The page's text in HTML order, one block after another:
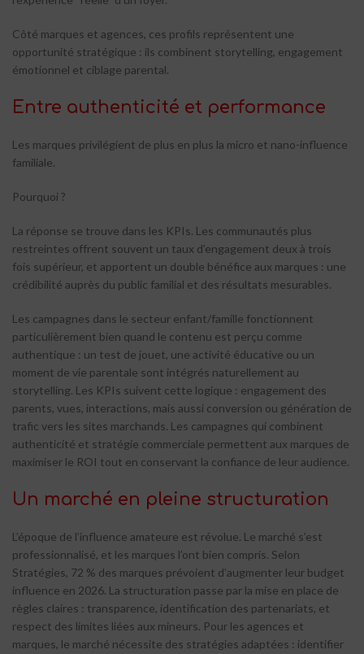
Côté marques et agences, ces profils représentent une
opportunité stratégique : ils combinent storytelling, engagement
émotionnel et ciblage parental.
Entre authenticité et performance
Les marques privilégient de plus en plus la micro et nano-influence
familiale.
Pourquoi ?
La réponse se trouve dans les KPIs. Les communautés plus
restreintes offrent souvent un taux d’engagement deux à trois
fois supérieur, et apportent un double bénéfice aux marques : une
crédibilité auprès du public familial et des résultats mesurables.
Les campagnes dans le secteur enfant/famille fonctionnent
particulièrement bien quand le contenu est perçu comme
authentique : un test de jouet, une activité éducative ou un
moment de vie parentale sont intégrés naturellement au
storytelling. Les KPIs suivent cette logique : engagement des
parents, vues, interactions, mais aussi conversion ou génération de
trafic vers les sites marchands. Les campagnes qui combinent
authenticité et stratégie commerciale permettent aux marques de
maximiser le ROI tout en conservant la confiance de leur audience.
Un marché en pleine structuration
L’époque de l’influence amateure est révolue. Le marché s’est
professionnalisé, et les marques l’ont bien compris. Selon
Stratégies, 72 % des marques prévoient d’augmenter leur budget
influence en 2026. La structuration passe par la mise en place de
règles claires : transparence, identification des partenariats, et
respect des limites liées aux mineurs. Pour les agences et
marques, le marché nécessite des stratégies adaptées : identifier